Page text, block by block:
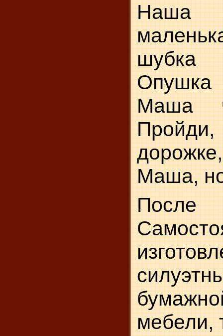
шубка
Маша
Маша,
мебели,